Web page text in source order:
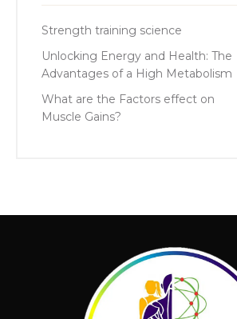
Strength training science
Unlocking Energy and Health: The
Advantages of a High Metabolism
What are the Factors effect on
Muscle Gains?